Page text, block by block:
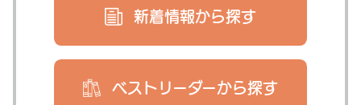
新着情報から探す
ベストリーダーから探す